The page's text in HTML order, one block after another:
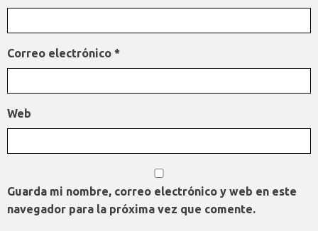
Correo electrónico *
Web
Guarda mi nombre, correo electrónico y web en este
navegador para la próxima vez que comente.